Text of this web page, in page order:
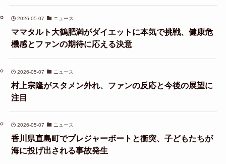
2026-05-07 ニュース
ママタルト大鶴肥満がダイエットに本気で挑戦、健康危
機感とファンの期待に応える決意
2026-05-07 ニュース
村上宗隆がスタメン外れ、ファンの反応と今後の展望に
注目
2026-05-07 ニュース
香川県直島町でプレジャーボートと衝突、子どもたちが
海に投げ出される事故発生